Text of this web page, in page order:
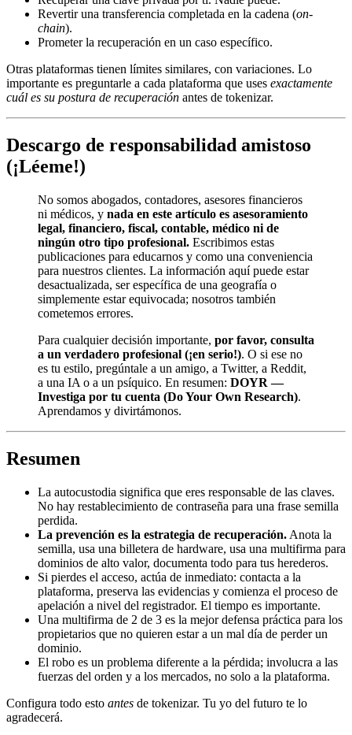
Revertir una transferencia completada en la cadena (on-
chain).
Prometer la recuperación en un caso específico.
Otras plataformas tienen límites similares, con variaciones. Lo
importante es preguntarle a cada plataforma que uses exactamente
cuál es su postura de recuperación antes de tokenizar.
Descargo de responsabilidad amistoso
(¡Léeme!)
No somos abogados, contadores, asesores financieros
ni médicos, y nada en este artículo es asesoramiento
legal, financiero, fiscal, contable, médico ni de
ningún otro tipo profesional. Escribimos estas
publicaciones para educarnos y como una conveniencia
para nuestros clientes. La información aquí puede estar
desactualizada, ser específica de una geografía o
simplemente estar equivocada; nosotros también
cometemos errores.
Para cualquier decisión importante, por favor, consulta
a un verdadero profesional (¡en serio!). O si ese no
es tu estilo, pregúntale a un amigo, a Twitter, a Reddit,
a una IA o a un psíquico. En resumen: DOYR —
Investiga por tu cuenta (Do Your Own Research).
Aprendamos y divirtámonos.
Resumen
La autocustodia significa que eres responsable de las claves.
No hay restablecimiento de contraseña para una frase semilla
perdida.
La prevención es la estrategia de recuperación. Anota la
semilla, usa una billetera de hardware, usa una multifirma para
dominios de alto valor, documenta todo para tus herederos.
Si pierdes el acceso, actúa de inmediato: contacta a la
plataforma, preserva las evidencias y comienza el proceso de
apelación a nivel del registrador. El tiempo es importante.
Una multifirma de 2 de 3 es la mejor defensa práctica para los
propietarios que no quieren estar a un mal día de perder un
dominio.
El robo es un problema diferente a la pérdida; involucra a las
fuerzas del orden y a los mercados, no solo a la plataforma.
Configura todo esto antes de tokenizar. Tu yo del futuro te lo
agradecerá.